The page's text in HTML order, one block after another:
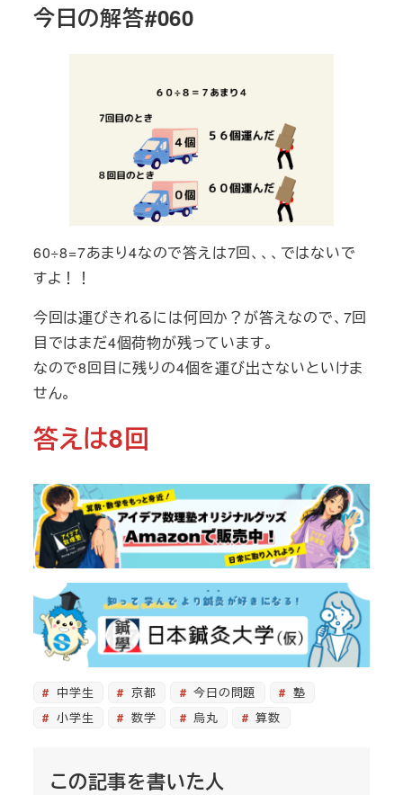
今日の解答#060
60÷8=7あまり4なので答えは7回、、、ではないで
すよ！！
今回は運びきれるには何回か？が答えなので、7回
目ではまだ4個荷物が残っています。
なので8回目に残りの4個を運び出さないといけま
せん。
答えは8回
中学生 京都 今日の問題
塾
小学生
数学 烏丸 算数
この記事を書いた人